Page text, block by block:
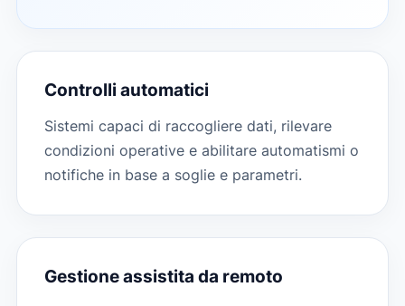
Controlli automatici
Sistemi capaci di raccogliere dati, rilevare
condizioni operative e abilitare automatismi o
notifiche in base a soglie e parametri.
Gestione assistita da remoto